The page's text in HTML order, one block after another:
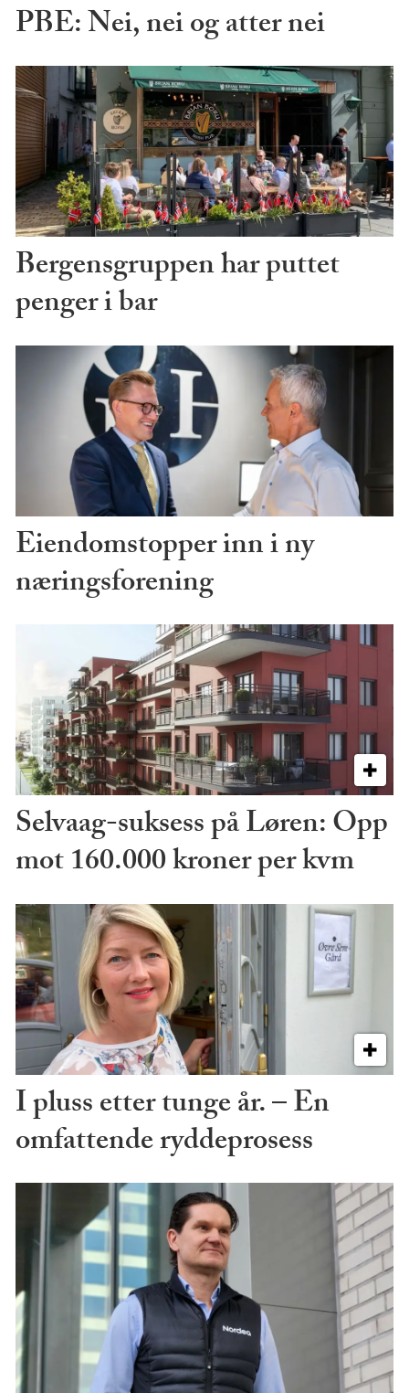
PBE: Nei, nei og atter nei
Bergensgruppen har puttet
penger i bar
Eiendomstopper inn i ny
næringsforening
Selvaag-suksess på Løren: Opp
mot 160.000 kroner per kvm
I pluss etter tunge år. – En
omfattende ryddeprosess